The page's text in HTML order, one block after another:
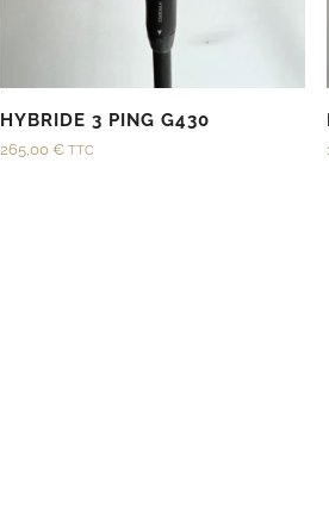
HYBRIDE 3 PING G430
265,00 € TTC